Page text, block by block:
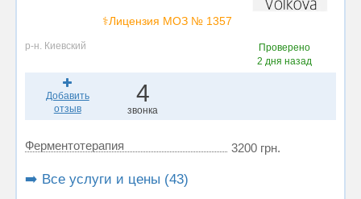
⚕️Лицензия МОЗ № 1357
р-н. Киевский
Проверено
2 дня назад
Добавить
отзыв
4
звонка
Ферментотерапия 3200 грн.
➡️ Все услуги и цены (43)